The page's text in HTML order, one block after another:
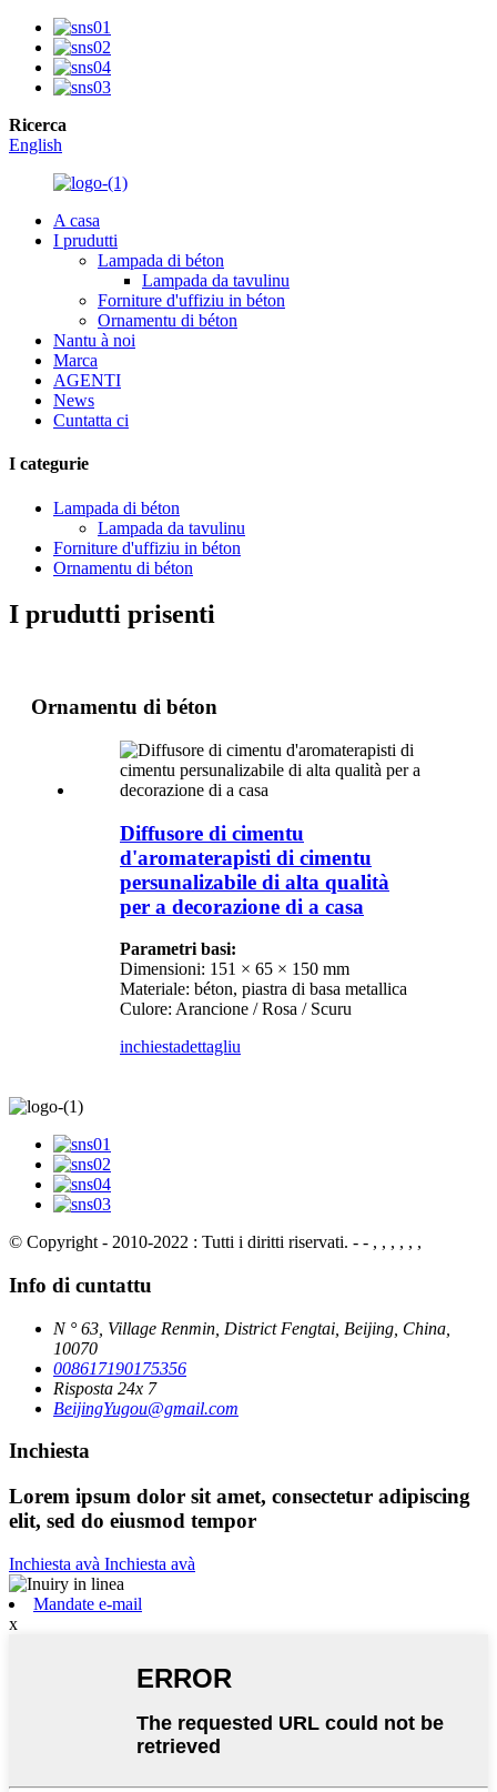
Ricerca
English
A casa
I prudutti
Lampada di béton
Lampada da tavulinu
Forniture d'uffiziu in béton
Ornamentu di béton
Nantu à noi
Marca
AGENTI
News
Cuntatta ci
I categurie
Lampada di béton
Lampada da tavulinu
Forniture d'uffiziu in béton
Ornamentu di béton
I prudutti prisenti
Ornamentu di béton
Diffusore di cimentu
d'aromaterapisti di cimentu
persunalizabile di alta qualità
per a decorazione di a casa
Parametri basi:
Dimensioni: 151 × 65 × 150 mm
Materiale: béton, piastra di basa metallica
Culore: Arancione / Rosa / Scuru
inchiestadettagliu
© Copyright - 2010-2022 : Tutti i diritti riservati. - - , , , , , ,
Info di cuntattu
N ° 63, Village Renmin, District Fengtai, Beijing, China,
10070
008617190175356
Risposta 24x 7
BeijingYugou@gmail.com
Inchiesta
Lorem ipsum dolor sit amet, consectetur adipiscing
elit, sed do eiusmod tempor
Inchiesta avà Inchiesta avà
Mandate e-mail
x